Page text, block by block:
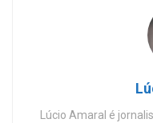
Lúcio Amaral é